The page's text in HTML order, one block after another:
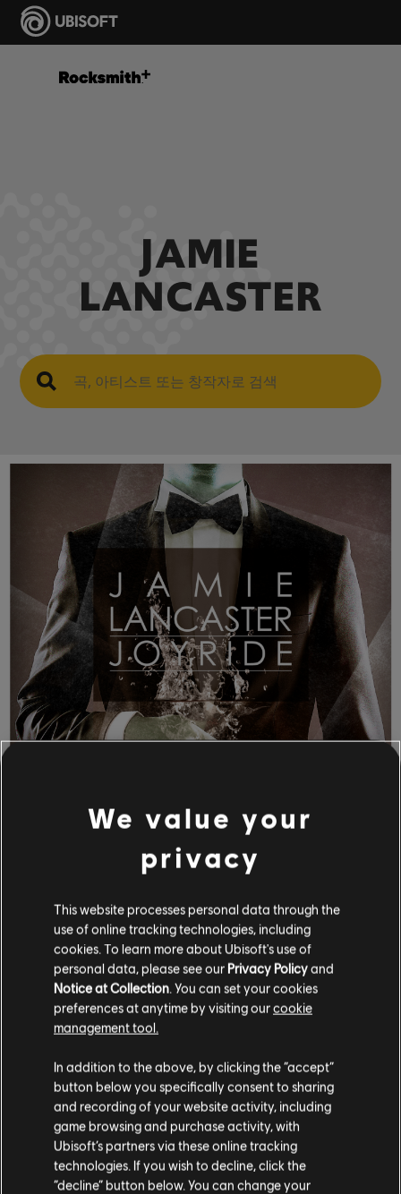
JAMIE
LANCASTER
필터
기타
리드 기타
대체 리드 기타
리듬 기타
대체 리듬 기타
코드 표
단순한 기타
음원 라이브러리
아티스트 A-Z
Jamie Lancaster
앨범 노래
We value your
privacy
This website processes personal data through the
use of online tracking technologies, including
cookies. To learn more about Ubisoft's use of
personal data, please see our Privacy Policyand
Notice at Collection. You can set your cookies
preferences at anytime by visiting ourcookie
management tool.
In addition to the above, by clicking the “accept”
button below you specifically consent to sharing
and recording of your website activity, including
game browsing and purchase activity, with
Ubisoft’s partners via these online tracking
technologies. If you wish to decline, click the
“decline” button below. You can change your